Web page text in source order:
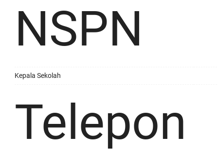
NSPN
Kepala Sekolah
Telepon